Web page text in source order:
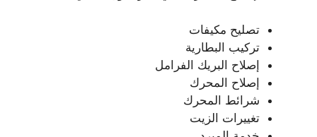
تصليح مكيفات
تركيب البطارية
إصلاح البريك الفرامل
إصلاح المحرك
شرائط المحرك
تغييرات الزيت